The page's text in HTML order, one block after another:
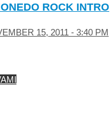
ROCK INTRO
15, 2011 - 3:40 PM